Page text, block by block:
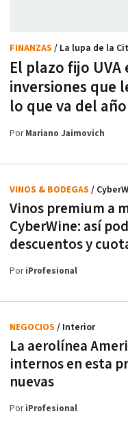
El plazo fijo UVA
inversiones que
lo que va del año
FINANZAS / La lupa de la
PorMariano Jaimovich
Vinos premium a
CyberWine: así
descuentos y
VINOS & BODEGAS /
PoriProfesional
La aerolínea
internos en esta
nuevas
NEGOCIOS / Interior
PoriProfesional